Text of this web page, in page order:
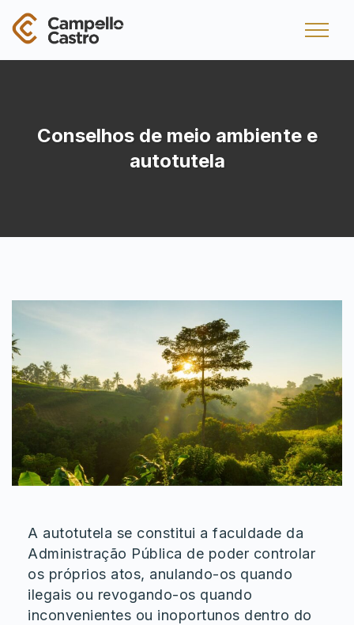
Conselhos de meio ambiente e
autotutela
A autotutela se constitui a faculdade da
Administração Pública de poder controlar
os próprios atos, anulando-os quando
ilegais ou revogando-os quando
inconvenientes ou inoportunos dentro do